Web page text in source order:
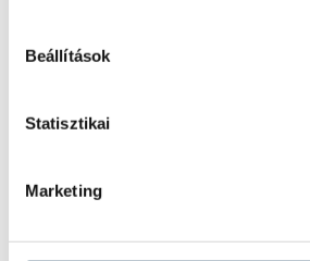
Beállítások
Statisztikai
Marketing